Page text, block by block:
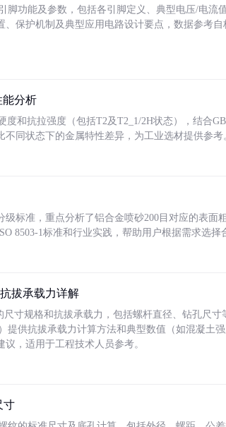
脚功能及参数，包括各引脚定义、典型电压/电流
、保护机制及典型应用电路设计要点，数据参考
能分析
度和抗拉强度（包括T2及T2_1/2H状态），结合
同状态下的金属特性差异，为工业选材提供参考
标准，重点分析了铝合金喷砂200目对应的表面
8503-1标准和行业实践，帮助用户根据需求选择
拔承载力详解
尺寸规格和抗拔承载力，包括螺杆直径、钻孔尺
提供抗拔承载力计算方法和典型数值（如混凝土
，适用于工程技术人员参考。
寸